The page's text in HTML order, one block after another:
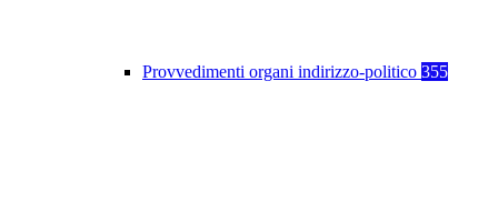
Provvedimenti organi indirizzo-politico 355